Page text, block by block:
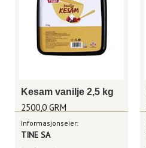
Kesam vanilje 2,5 kg
2500,0 GRM
Informasjonseier:
TINE SA